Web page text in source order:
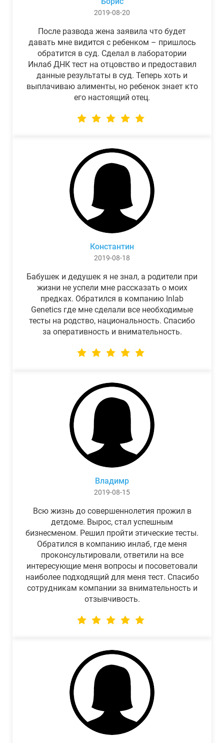
2019-08-20
После развода жена заявила что будет
давать мне видится с ребенком – пришлось
обратится в суд. Сделал в лаборатории
Инлаб ДНК тест на отцовство и предоставил
данные результаты в суд. Теперь хоть и
выплачиваю алименты, но ребенок знает кто
его настоящий отец.
Константин
2019-08-18
Бабушек и дедушек я не знал, а родители при
жизни не успели мне рассказать о моих
предках. Обратился в компанию Inlab
Genetics где мне сделали все необходимые
тесты на родство, национальность. Спасибо
за оперативность и внимательность.
Владимр
2019-08-15
Всю жизнь до совершеннолетия прожил в
детдоме. Вырос, стал успешным
бизнесменом. Решил пройти этические тесты.
Обратился в компанию инлаб, где меня
проконсультировали, ответили на все
интересующие меня вопросы и посоветовали
наиболее подходящий для меня тест. Спасибо
сотрудникам компании за внимательность и
отзывчивость.